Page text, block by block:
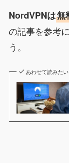
NordVPNは無
の記事を参考
う。
あわせて読みたい